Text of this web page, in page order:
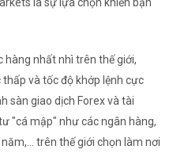
là sự lựa chọn khiến bạn
hàng nhất nhì trên thế giới,
và tốc độ khớp lệnh cực
sàn giao dịch Forex và tài
"cá mập" như các ngân hàng,
trên thế giới chọn làm nơi